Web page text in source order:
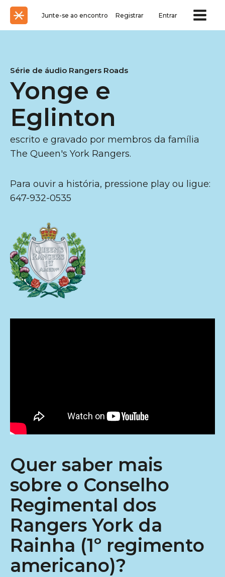
Junte-se ao encontro Registrar Entrar
Série de áudio Rangers Roads
Yonge e
Eglinton
escrito e gravado por membros da família
The Queen's York Rangers.
Para ouvir a história, pressione play ou ligue:
647-932-0535
Quer saber mais
sobre o Conselho
Regimental dos
Rangers York da
Rainha (1º regimento
americano)?